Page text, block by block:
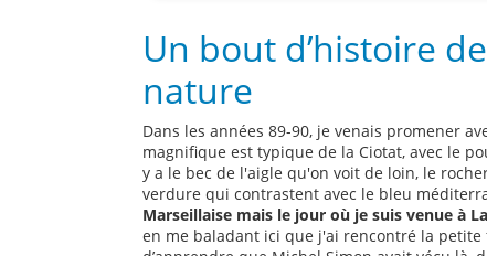
Un bout d’histoire
nature
Dans les années 89-90, je venais promener
magnifique est typique de la Ciotat, avec le
y a le bec de l'aigle qu'on voit de loin, le
verdure qui contrastent avec le bleu
Marseillaise mais le jour où je suis venue à
en me baladant ici que j'ai rencontré la petite